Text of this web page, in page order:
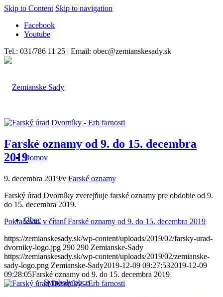
Skip to Content Skip to navigation
Facebook
Youtube
Tel.: 031/786 11 25 | Email: obec@zemianskesady.sk
Domov
Obec
Symboly obce
Farské oznamy od 9. do 15. decembra
2019
9. decembra 2019/v Farské oznamy
Farský úrad Dvorníky zverejňuje farské oznamy pre obdobie od 9.
do 15. decembra 2019.
Pokračovať v čítaníFarské oznamy od 9. do 15. decembra 2019
https://zemianskesady.sk/wp-content/uploads/2019/02/farsky-urad-
dvorniky-logo.jpg 290 290 Zemianske-Sady
https://zemianskesady.sk/wp-content/uploads/2019/02/zemianske-
sady-logo.png Zemianske-Sady2019-12-09 09:27:532019-12-09
09:28:05Farské oznamy od 9. do 15. decembra 2019